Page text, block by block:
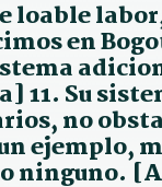
loable
en
11. Su
no
ejemplo,
ninguno.